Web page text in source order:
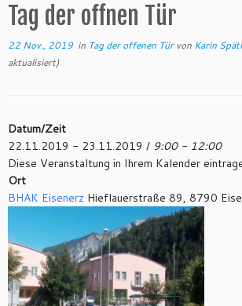
Tag der offnen Tür
22 Nov., 2019 in Tag der offenen Tür von Karin
aktualisiert)
Datum/Zeit
22.11.2019 - 23.11.2019 / 9:00 - 12:00
Diese Veranstaltung in Ihrem Kalender
Ort
BHAK Eisenerz Hieflauerstraße 89, 8790